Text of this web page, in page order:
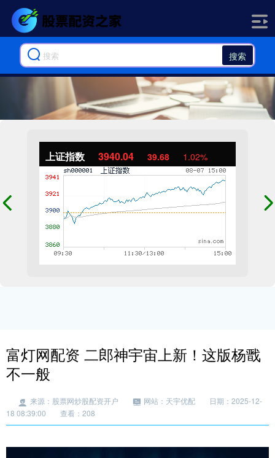
搜索
上证指数 3940.04 39.68 1.02%
富灯网配资 二郎神宇宙上新！这版杨戬
不一般
来源：股票网炒股配资开户 网站：天宇优配
日期：2025-12-
18 08:39:00
查看：208